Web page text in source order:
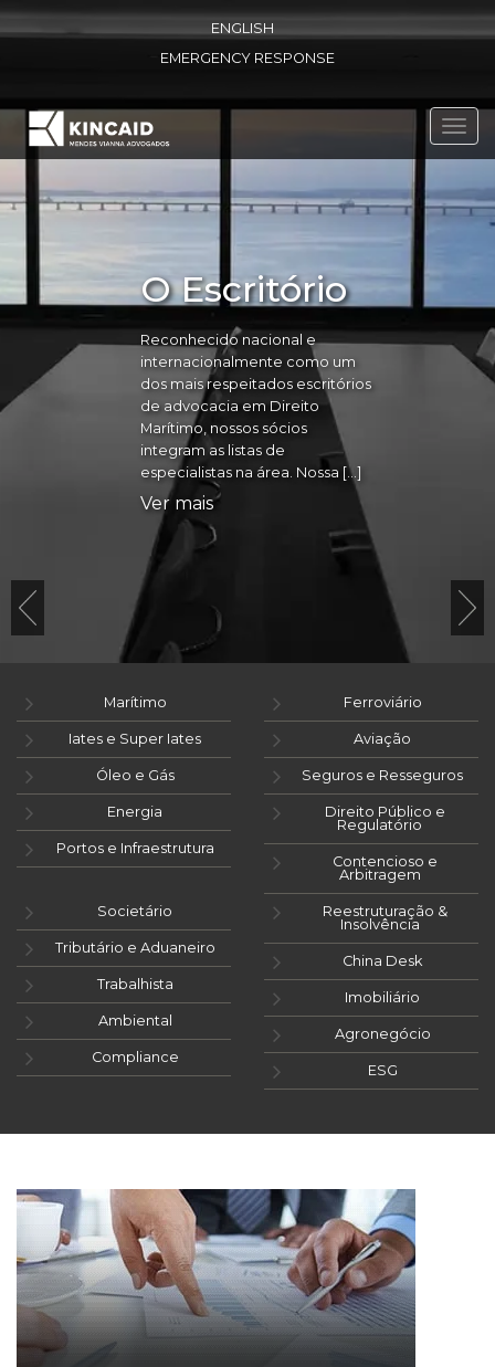
ENGLISH
EMERGENCY RESPONSE
O Escritório
Reconhecido nacional e
internacionalmente como um
dos mais respeitados escritórios
de advocacia em Direito
Marítimo, nossos sócios
integram as listas de
especialistas na área. Nossa […]
Ver mais
Marítimo
Iates e Super Iates
Óleo e Gás
Energia
Portos e Infraestrutura
Ferroviário
Aviação
Seguros e Resseguros
Direito Público e
Regulatório
Contencioso e
Arbitragem
Societário
Tributário e Aduaneiro
Trabalhista
Ambiental
Compliance
Reestruturação &
Insolvência
China Desk
Imobiliário
Agronegócio
ESG